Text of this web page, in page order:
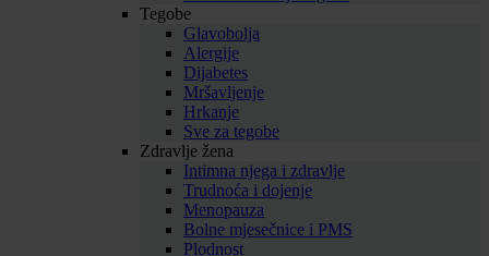
Tegobe
Glavobolja
Alergije
Dijabetes
Mršavljenje
Hrkanje
Sve za tegobe
Zdravlje žena
Intimna njega i zdravlje
Trudnoća i dojenje
Menopauza
Bolne mjesečnice i PMS
Plodnost